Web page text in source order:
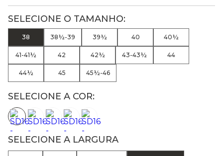
38 38½-39 39½ 40 40½
41-41½ 42 42½ 43-43½ 44
44½ 45 45½-46
SELECIONE A COR:
SELECIONE A LARGURA